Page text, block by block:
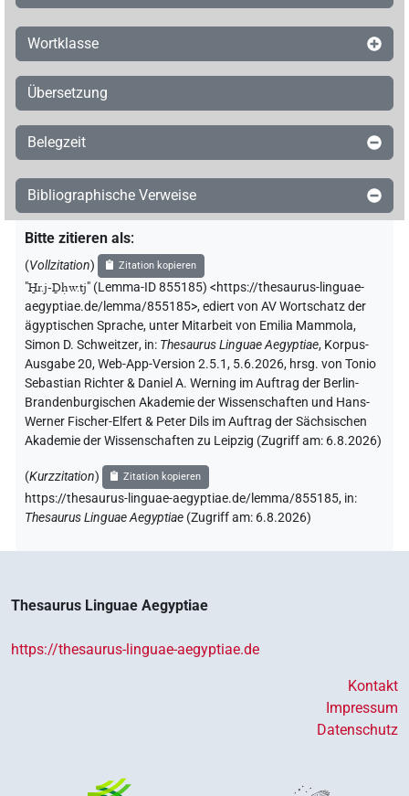
Wortklasse
Übersetzung
Belegzeit
Bibliographische Verweise
Bitte zitieren als:
(Vollzitation) Zitation kopieren
"H̱r.j-Ḏḥw.tj" (Lemma-ID 855185) <https://thesaurus-linguae-
aegyptiae.de/lemma/855185>,ediert von AV Wortschatz der
ägyptischen Sprache, unter Mitarbeit von Emilia Mammola,
Simon D. Schweitzer, in: Thesaurus Linguae Aegyptiae, Korpus-
Ausgabe 20, Web-App-Version 2.5.1, 5.6.2026, hrsg. von Tonio
Sebastian Richter & Daniel A. Werning im Auftrag der Berlin-
Brandenburgischen Akademie der Wissenschaften und Hans-
Werner Fischer-Elfert & Peter Dils im Auftrag der Sächsischen
Akademie der Wissenschaften zu Leipzig (Zugriff am: 6.8.2026)
(Kurzzitation) Zitation kopieren
https://thesaurus-linguae-aegyptiae.de/lemma/855185, in:
Thesaurus Linguae Aegyptiae (Zugriff am: 6.8.2026)
Thesaurus Linguae Aegyptiae
https://thesaurus-linguae-aegyptiae.de
Kontakt
Impressum
Datenschutz